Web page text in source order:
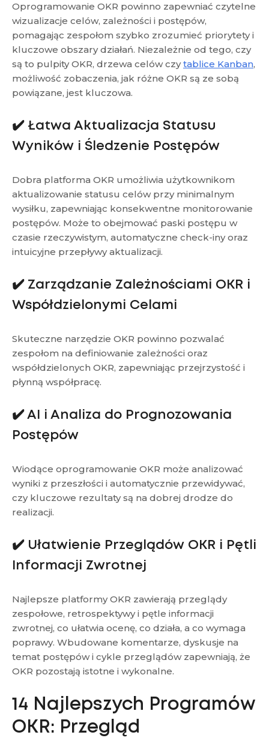
Oprogramowanie OKR powinno zapewniać czytelne
wizualizacje celów, zależności i postępów,
pomagając zespołom szybko zrozumieć priorytety i
kluczowe obszary działań. Niezależnie od tego, czy
są to pulpity OKR, drzewa celów czytablice Kanban,
możliwość zobaczenia, jak różne OKR są ze sobą
powiązane, jest kluczowa.
✔️ Łatwa Aktualizacja Statusu
Wyników i Śledzenie Postępów
Dobra platforma OKR umożliwia użytkownikom
aktualizowanie statusu celów przy minimalnym
wysiłku, zapewniając konsekwentne monitorowanie
postępów. Może to obejmować paski postępu w
czasie rzeczywistym, automatyczne check-iny oraz
intuicyjne przepływy aktualizacji.
✔️ Zarządzanie Zależnościami OKR i
Współdzielonymi Celami
Skuteczne narzędzie OKR powinno pozwalać
zespołom na definiowanie zależności oraz
współdzielonych OKR, zapewniając przejrzystość i
płynną współpracę.
✔️ AI i Analiza do Prognozowania
Postępów
Wiodące oprogramowanie OKR może analizować
wyniki z przeszłości i automatycznie przewidywać,
czy kluczowe rezultaty są na dobrej drodze do
realizacji.
✔️ Ułatwienie Przeglądów OKR i Pętli
Informacji Zwrotnej
Najlepsze platformy OKR zawierają przeglądy
zespołowe, retrospektywy i pętle informacji
zwrotnej, co ułatwia ocenę, co działa, a co wymaga
poprawy. Wbudowane komentarze, dyskusje na
temat postępów i cykle przeglądów zapewniają, że
OKR pozostają istotne i wykonalne.
14 Najlepszych Programów
OKR: Przegląd